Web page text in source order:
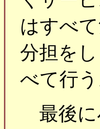
はすべ
分担を
べて行う
最後に